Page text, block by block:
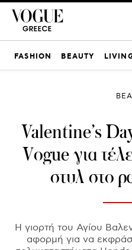
FASHION BEAUTY
Valentine’s
Vogue για
στυλ στο
Η γιορτή του Αγίου
αφορμή για να